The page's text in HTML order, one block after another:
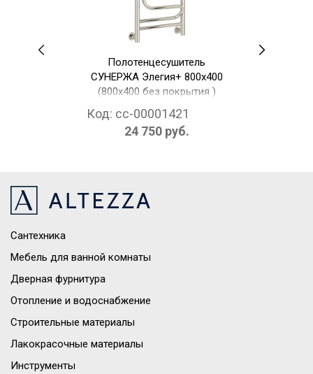
Полотенцесушитель
СУНЕРЖА Элегия+ 800х400
(800х400 без покрытия )
Код: cc-00001421
24 750 руб.
Сантехника
Мебель для ванной комнаты
Дверная фурнитура
Отопление и водоснабжение
Строительные материалы
Лакокрасочные материалы
Инструменты